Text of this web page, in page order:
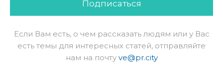
Подписаться
Если Вам есть, о чем рассказать людям или у Вас
есть темы для интересных статей, отправляйте
нам на почту ve@pr.city